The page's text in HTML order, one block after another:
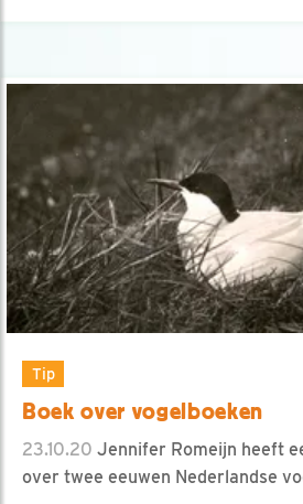
Tip
Boek over vogelboeken
23.10.20 Jennifer Romeijn heeft
over twee eeuwen Nederlandse